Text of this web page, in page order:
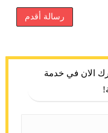
رسالة أقدم
الان في خدمة